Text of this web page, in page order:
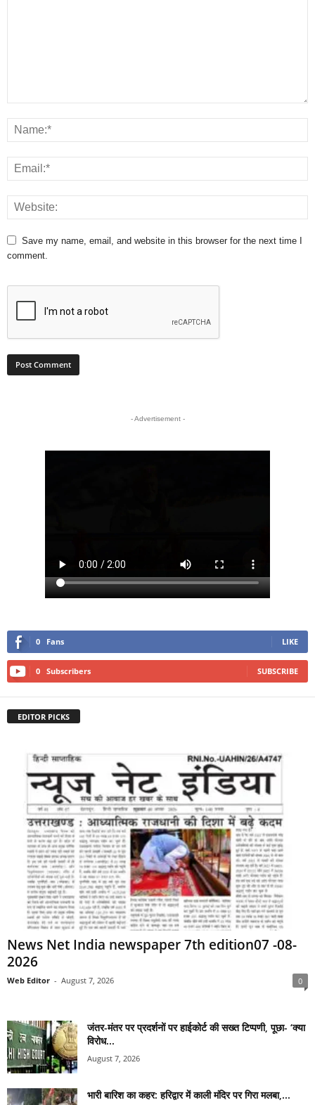
Save my name, email, and website in this browser for the next time I
comment.
- Advertisement -
0 Fans LIKE
0 Subscribers SUBSCRIBE
EDITOR PICKS
News Net India newspaper 7th edition07 -08-
2026
Web Editor - August 7, 2026 0
जंतर-मंतर पर प्रदर्शनों पर हाईकोर्ट की सख्त टिप्पणी, पूछा- ‘क्या
विरोध...
August 7, 2026
भारी बारिश का कहर: हरिद्वार में काली मंदिर पर गिरा मलबा,...